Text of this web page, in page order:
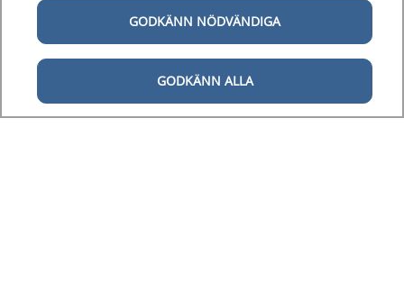
Till startsidan för 1177 för
för vårdpersonal
GODKÄNN NÖDVÄNDIGA
GODKÄNN ALLA